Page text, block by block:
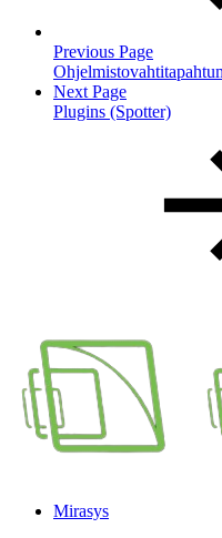
Previous Page
Next Page
Plugins (Spotter)
Mirasys